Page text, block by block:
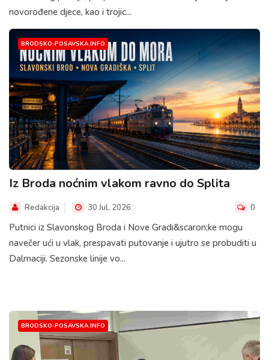
novorođene djece, kao i trojic...
BRODSKO-POSAVSKA.INFO
Iz Broda noćnim vlakom ravno do Splita
Redakcija 30 Jul, 2026 0
Putnici iz Slavonskog Broda i Nove Gradi&scaron;ke mogu
navečer ući u vlak, prespavati putovanje i ujutro se probuditi u
Dalmaciji. Sezonske linije vo...
BRODSKO-POSAVSKA.INFO